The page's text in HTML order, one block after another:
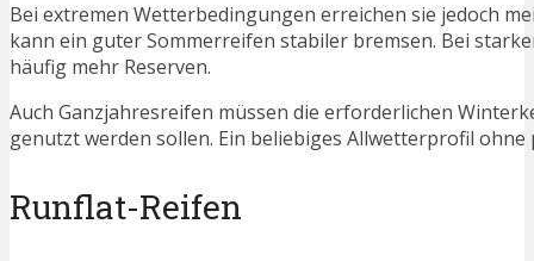
Bei extremen Wetterbedingungen erreichen sie jedoch
kann ein guter Sommerreifen stabiler bremsen. Bei
häufig mehr Reserven.
Auch Ganzjahresreifen müssen die erforderlichen
genutzt werden sollen. Ein beliebiges Allwetterprofil
Runflat-Reifen